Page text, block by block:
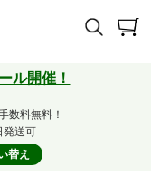
ル開催！
数料無料！
発送可
替え